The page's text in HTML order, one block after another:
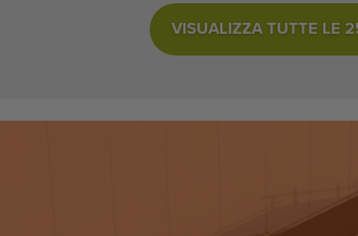
VISUALIZZA TUTTE LE